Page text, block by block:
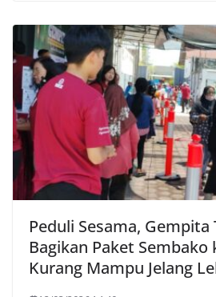
Peduli Sesama,
Bagikan Paket Sembako
Kurang Mampu Jelang